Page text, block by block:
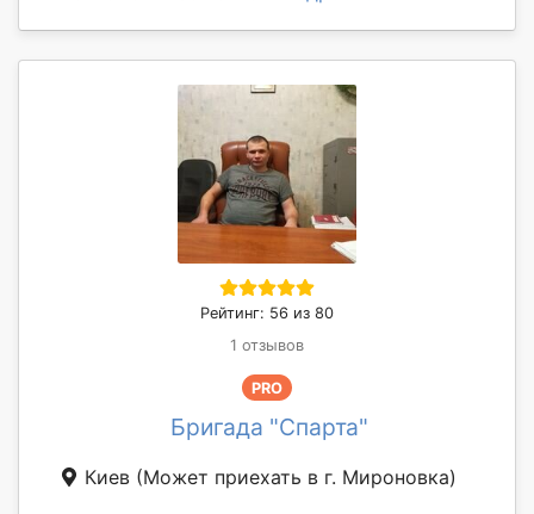
Рейтинг: 56 из 80
1 отзывов
PRO
Бригада "Спарта"
Киев (Может приехать в г. Мироновка)